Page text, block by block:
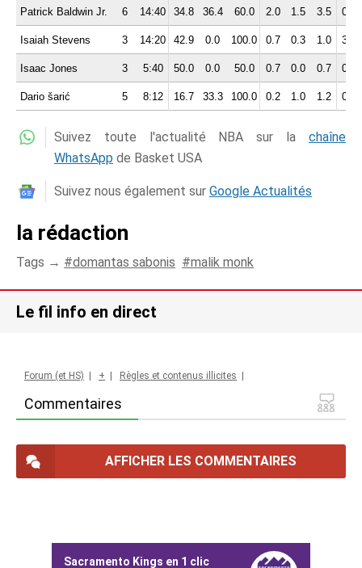
Patrick Baldwin Jr. 6 14:40 34.8 36.4 60.0 2.0 1.5 3.5 0.8
Isaiah Stevens 3 14:20 42.9 0.0 100.0 0.7 0.3 1.0 3.3
Isaac Jones 3 5:40 50.0 0.0 50.0 0.7 0.0 0.7 0.3
Dario šarić 5 8:12 16.7 33.3 100.0 0.2 1.0 1.2 0.4
Suivez toute l'actualité NBA sur la chaîne
WhatsApp de Basket USA
Suivez nous également sur Google Actualités
la rédaction
Tags → domantas sabonis malik monk
Le fil info en direct
Commentaires
Forum (et HS) + Règles et contenus illicites
AFFICHER LES COMMENTAIRES
Sacramento Kings en 1 clic